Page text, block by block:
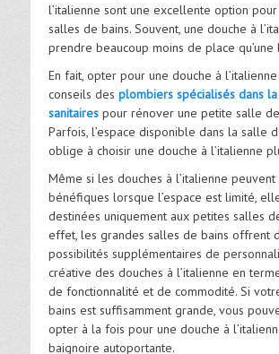
l’italienne sont une excellente option
salles de bains. Souvent, une douche à
prendre beaucoup moins de place qu’une
En fait, opter pour une douche à l’italienne
conseils des plombiers spécialisés dans
sanitaires pour rénover une petite salle
Parfois, l’espace disponible dans la salle
oblige à choisir une douche à l’italienne
Même si les douches à l’italienne
bénéfiques lorsque l’espace est limité,
destinées uniquement aux petites salles
effet, les grandes salles de bains offrent
possibilités supplémentaires de
créative des douches à l’italienne en
de fonctionnalité et de commodité. Si
bains est suffisamment grande, vous
opter à la fois pour une douche à
baignoire autoportante.